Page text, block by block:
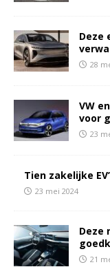
Deze
28
VW
voor
23
Tien zakelijke
23 mei 2024
Deze
21